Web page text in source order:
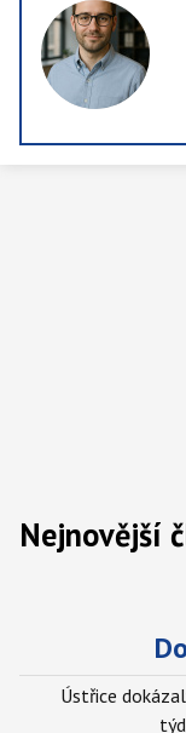
Nejnovější
Ústřice